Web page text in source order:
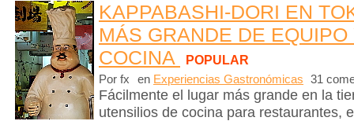
KAPPABASHI-DORI EN
MÁS GRANDE DE
COCINA
POPULAR
Por fx en Experiencias Gastronómicas 31
Fácilmente el lugar más grande en la
utensilios de cocina para restaurantes,